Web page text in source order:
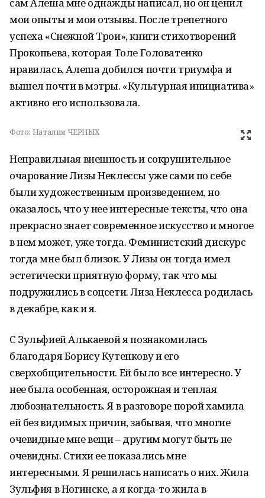
мои опыты и мои отзывы. После трепетного
успеха «Снежной Трои», книги стихотворений
Прокопьева, которая Толе Головатенко
нравилась, Алеша добился почти триумфа и
вышел почти в мэтры. «Культурная инициатива»
активно его использовала.
Фото: Наталия ЧЕРНЫХ
Неправильная внешность и сокрушительное
очарование Лизы Неклессы уже сами по себе
были художественным произведением, но
оказалось, что у нее интересные тексты, что она
прекрасно знает современное искусство и многое
в нем может, уже тогда. Феминистский дискурс
тогда мне был близок. У Лизы он тогда имел
эстетически приятную форму, так что мы
подружились в соцсети. Лиза Неклесса родилась
в декабре, как и я.
С Зульфией Алькаевой я познакомилась
благодаря Борису Кутенкову и его
сверхобщительности. Ей было все интересно. У
нее была особенная, осторожная и теплая
любознательность. Я в разговоре порой хамила
ей без видимых причин, забывая, что многие
очевидные мне вещи – другим могут быть не
очевидны. Стихи ее показались мне
интересными. Я решилась написать о них. Жила
Зульфия в Ногинске, а я когда-то жила в